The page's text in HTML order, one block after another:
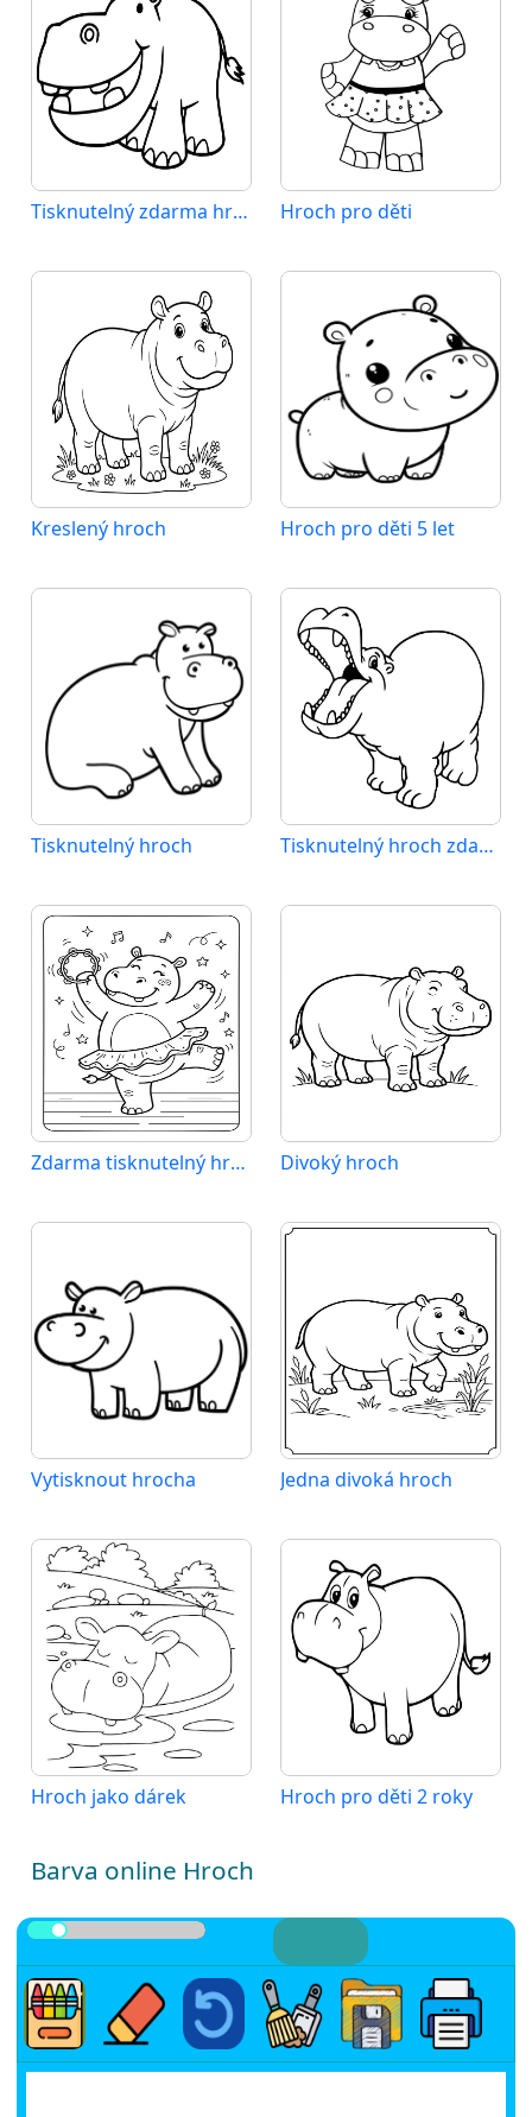
Tisknutelný zdarma hroch Hroch pro děti
Kreslený hroch Hroch pro děti 5 let
Tisknutelný hroch Tisknutelný hroch zdarma
Zdarma tisknutelný hroch Divoký hroch
Vytisknout hrocha Jedna divoká hroch
Hroch jako dárek Hroch pro děti 2 roky
Barva online Hroch